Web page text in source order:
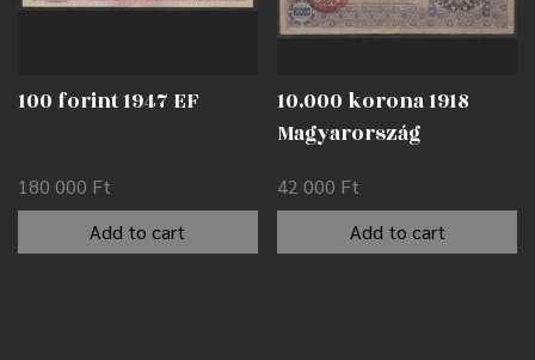
100 forint 1947 EF
180 000 Ft
Add to cart
10.000 korona 1918
Magyarország
42 000 Ft
Add to cart